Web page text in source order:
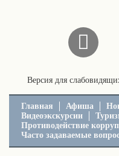
Версия для
Главная Афиша
Видеоэкскурсии
Противодействие
Часто задаваемые